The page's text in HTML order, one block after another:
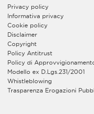
all’interno del CRM la
l’accesso alle aree
In tal modo, Lei potrà
riservate con la
completamento della
rispettivi siti web. L’erogazione agli
servizi on line sui siti
esclusa dalla
ciascuno dei due enti
trattamento.
Privacy policy
Informativa privacy
Cookie policy
Disclaimer
Copyright
Policy Antitrust
Policy di
Modello ex D.Lgs.231/2001
Whistleblowing
Trasparenza Erogazioni